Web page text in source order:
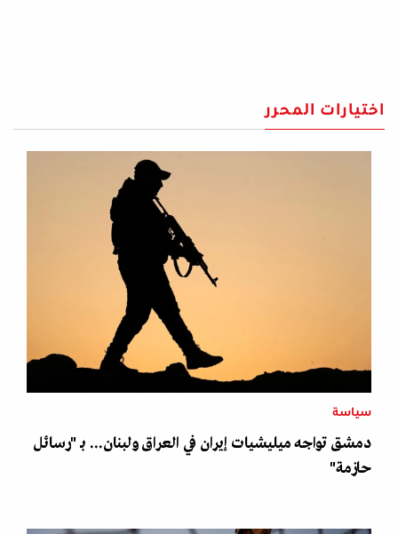
اختيارات المحرر
سياسة
دمشق تواجه ميليشيات إيران في العراق ولبنان... بـ "رسائل
حازمة"